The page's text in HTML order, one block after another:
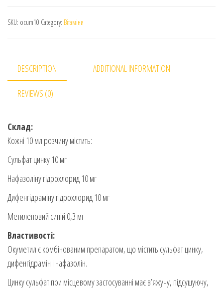
SKU: ocum10 Category: Вітаміни
DESCRIPTION ADDITIONAL INFORMATION
REVIEWS (0)
Склад:
Кожні 10 мл розчину містить:
Сульфат цинку 10 мг
Нафазоліну гідрохлорид 10 мг
Дифенгідраміну гідрохлорид 10 мг
Метиленовий синій 0,3 мг
Властивості:
Окуметил є комбінованим препаратом, що містить сульфат цинку,
дифенгідрамін і нафазолін.
Цинку сульфат при місцевому застосуванні має в’яжучу, підсушуючу,